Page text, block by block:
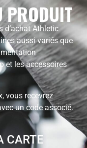
PRODUIT
d’achat Athletic
aussi variés que
et les accessoires
vous recevrez
un code associé.
CARTE